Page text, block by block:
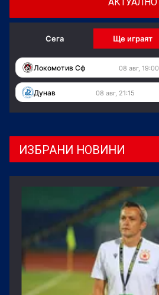
Сега Ще играят
Локомотив Сф 08 авг, 19:00
Дунав 08 авг, 21:15
ИЗБРАНИ НОВИНИ